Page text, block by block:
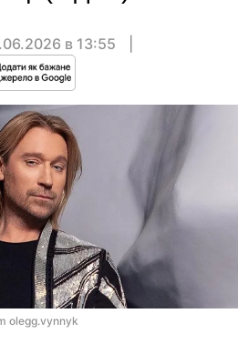
в 13:55
olegg.vynnyk